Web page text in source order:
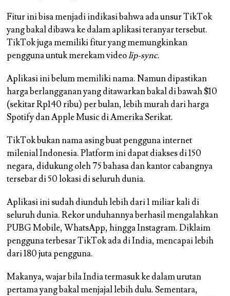
Fitur ini bisa menjadi indikasi bahwa ada unsur TikTok
yang bakal dibawa ke dalam aplikasi teranyar tersebut.
TikTok juga memiliki fitur yang memungkinkan
pengguna untuk merekam videolip-sync.
Aplikasi ini belum memiliki nama. Namun dipastikan
harga berlangganan yang ditawarkan bakal di bawah $10
(sekitar Rp140 ribu) per bulan, lebih murah dari harga
Spotify dan Apple Music di Amerika Serikat.
TikTok bukan nama asing buat pengguna internet
milenial Indonesia. Platform ini dapat diakses di 150
negara, didukung oleh 75 bahasa dan kantor cabangnya
tersebar di 50 lokasi di seluruh dunia.
Aplikasi ini sudah diunduh lebih dari 1 miliar kali di
seluruh dunia. Rekor unduhannya berhasil mengalahkan
PUBG Mobile, WhatsApp, hingga Instagram. Diklaim
pengguna terbesar TikTok ada di India, mencapai lebih
dari 180 juta pengguna.
Makanya, wajar bila India termasuk ke dalam urutan
pertama yang bakal menjajal lebih dulu. Sementara,